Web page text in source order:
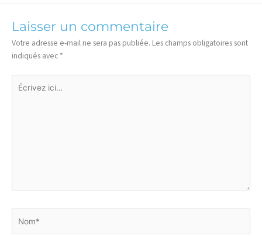
Laisser un commentaire
Votre adresse e-mail ne sera pas publiée. Les champs obligatoires sont
indiqués avec *
Écrivez
ici…